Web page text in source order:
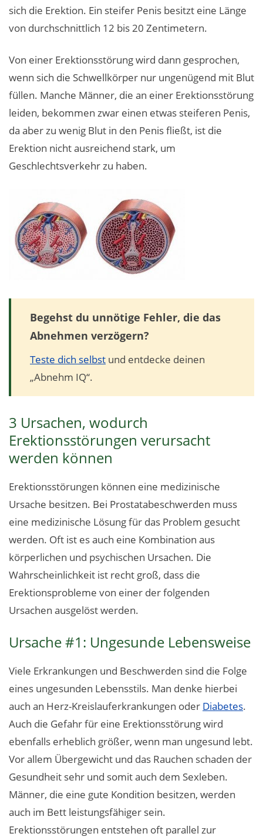
sich die Erektion. Ein steifer Penis besitzt eine Länge
von durchschnittlich 12 bis 20 Zentimetern.
Von einer Erektionsstörung wird dann gesprochen,
wenn sich die Schwellkörper nur ungenügend mit Blut
füllen. Manche Männer, die an einer Erektionsstörung
leiden, bekommen zwar einen etwas steiferen Penis,
da aber zu wenig Blut in den Penis fließt, ist die
Erektion nicht ausreichend stark, um
Geschlechtsverkehr zu haben.
Begehst du unnötige Fehler, die das
Abnehmen verzögern?
Teste dich selbst und entdecke deinen
„Abnehm IQ“.
3 Ursachen, wodurch
Erektionsstörungen verursacht
werden können
Erektionsstörungen können eine medizinische
Ursache besitzen. Bei Prostatabeschwerden muss
eine medizinische Lösung für das Problem gesucht
werden. Oft ist es auch eine Kombination aus
körperlichen und psychischen Ursachen. Die
Wahrscheinlichkeit ist recht groß, dass die
Erektionsprobleme von einer der folgenden
Ursachen ausgelöst werden.
Ursache #1: Ungesunde Lebensweise
Viele Erkrankungen und Beschwerden sind die Folge
eines ungesunden Lebensstils. Man denke hierbei
auch an Herz-Kreislauferkrankungen oder Diabetes.
Auch die Gefahr für eine Erektionsstörung wird
ebenfalls erheblich größer, wenn man ungesund lebt.
Vor allem Übergewicht und das Rauchen schaden der
Gesundheit sehr und somit auch dem Sexleben.
Männer, die eine gute Kondition besitzen, werden
auch im Bett leistungsfähiger sein.
Erektionsstörungen entstehen oft parallel zur